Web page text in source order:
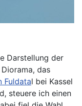
Darstellung der
das
Fuldatal bei Kassel
steuere ich einen